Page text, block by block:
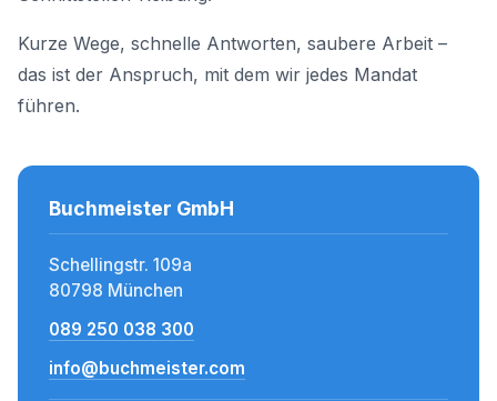
Kurze Wege, schnelle Antworten, saubere Arbeit –
das ist der Anspruch, mit dem wir jedes Mandat
führen.
Buchmeister GmbH
Schellingstr. 109a
80798 München
089 250 038 300
info@buchmeister.com